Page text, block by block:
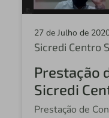
27 de Julho de
Sicredi Centro
Prestação
Sicredi
Prestação de